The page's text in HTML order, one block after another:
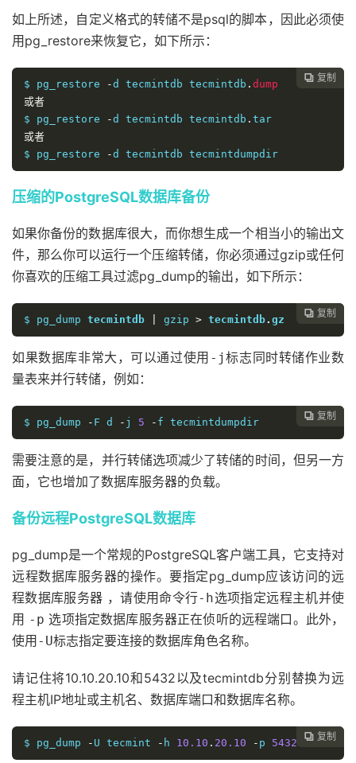
如上所述，自定义格式的转储不是psql的脚本，因此必须使
用pg_restore来恢复它，如下所示：
 复制
$ pg_restore -d tecmintdb tecmintdb . dump
或者
$ pg_restore
-d tecmintdb tecmintdb .
或者
$ pg_restore
-
压缩的PostgreSQL数据库备份
如果你备份的数据库很大，而你想生成一个相当小的输出文
件，那么你可以运行一个压缩转储，你必须通过gzip或任何
你喜欢的压缩工具过滤pg_dump的输出，如下所示：
 复制
$ pg_dump tecmintdb gzip > tecmintdb. gz
如果数据库非常大，可以通过使用 -j标志同时转储作业数
量表来并行转储，例如：
 复制
$ pg_dump - F d - j 5 - f tecmintdumpdir
需要注意的是，并行转储选项减少了转储的时间，但另一方
面，它也增加了数据库服务器的负载。
备份远程PostgreSQL数据库
pg_dump是一个常规的PostgreSQL客户端工具，它支持对
远程数据库服务器的操作。要指定pg_dump应该访问的远
程数据库服务器 ，请使用命令行-h选项指定远程主机并使
用 -p 选项指定数据库服务器正在侦听的远程端口。此外，
使用 -U标志指定要连接的数据库角色名称。
请记住将10.10.20.10和5432以及tecmintdb分别替换为远
程主机IP地址或主机名、数据库端口和数据库名称。
 复制
$ pg_dump - U tecmint - h 10.10 . 20.10 - p 5432